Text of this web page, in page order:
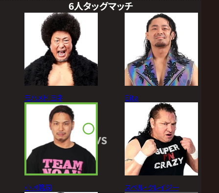
6人タッグマッチ
モハメド ヨネ
小峠篤司
VS
Eita
スペル・クレイジー